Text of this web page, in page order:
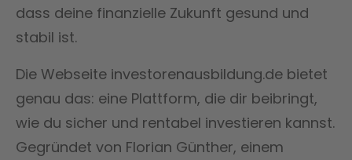
dass deine finanzielle Zukunft gesund und
stabil ist.
Die Webseite investorenausbildung.de bietet
genau das: eine Plattform, die dir beibringt,
wie du sicher und rentabel investieren kannst.
Gegründet von Florian Günther, einem